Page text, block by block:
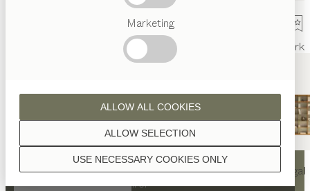
Marketing
USE NECESSARY COOKIES ONLY
ALLOW SELECTION
ALLOW ALL COOKIES
nyaTisch nyaStuhl filignoRegal
Referenzen Kontakt
KONTAKT
TEAM 7 St. Johann in Tirol